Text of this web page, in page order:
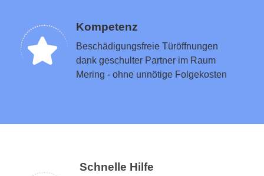
Kompetenz
Beschädigungsfreie Türöffnungen
dank geschulter Partner im Raum
Mering - ohne unnötige Folgekosten
Schnelle Hilfe